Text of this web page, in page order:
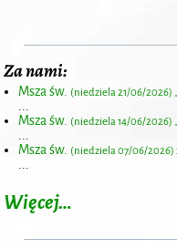
Za nami:
Msza św. (niedziela 21/06/2026)
...
Msza św. (niedziela 14/06/2026)
...
Msza św. (niedziela 07/06/2026)
...
Więcej…